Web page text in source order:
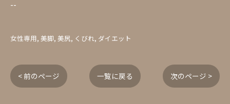
--
女性専用 美脚 美尻 くびれ ダイエット
< 前のページ 一覧に戻る 次のページ >